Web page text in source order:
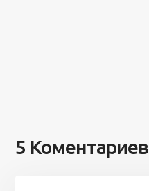
5 Коментариев